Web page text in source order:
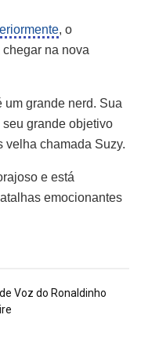
, o
na nova
um grande nerd. Sua
grande objetivo
velha chamada Suzy.
e está
emocionantes
Voz do Ronaldinho